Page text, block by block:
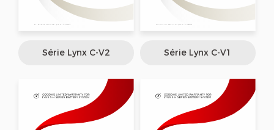
Série Lynx C-V2 Série Lynx C-V1